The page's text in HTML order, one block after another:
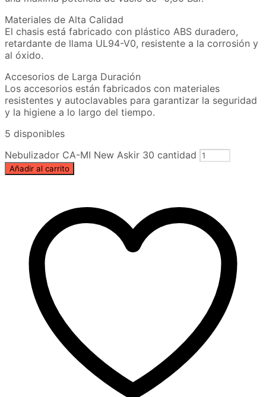
Materiales de Alta Calidad
El chasis está fabricado con plástico ABS duradero,
retardante de llama UL94-V0, resistente a la corrosión y
al óxido.
Accesorios de Larga Duración
Los accesorios están fabricados con materiales
resistentes y autoclavables para garantizar la seguridad
y la higiene a lo largo del tiempo.
5 disponibles
Nebulizador CA-MI New Askir 30 cantidad
Añadir al carrito